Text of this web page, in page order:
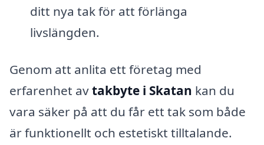
ditt nya tak för att förlänga
livslängden.
Genom att anlita ett företag med
erfarenhet avtakbyte i Skatan kan du
vara säker på att du får ett tak som både
är funktionellt och estetiskt tilltalande.